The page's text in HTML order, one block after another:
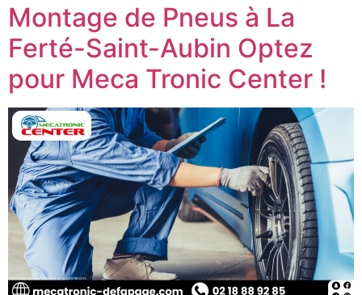
Montage de Pneus à La
Ferté-Saint-Aubin Optez
pour Meca Tronic Center !